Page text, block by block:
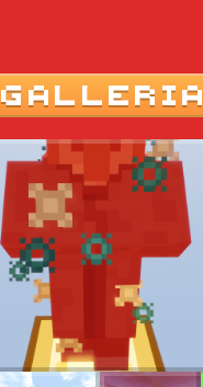
GALLERIA